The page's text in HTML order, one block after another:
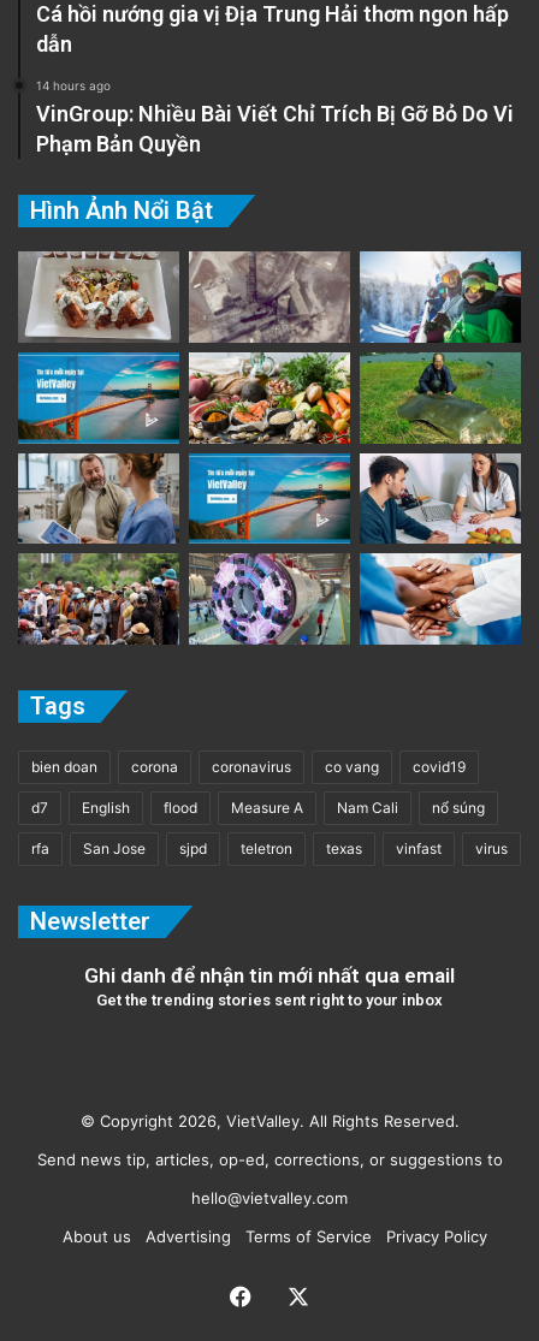
Cá hồi nướng gia vị Địa Trung Hải thơm ngon hấp
dẫn
14 hours ago
VinGroup: Nhiều Bài Viết Chỉ Trích Bị Gỡ Bỏ Do Vi
Phạm Bản Quyền
Hình Ảnh Nổi Bật
Tags
bien doan corona coronavirus co vang covid19
d7 English flood Measure A Nam Cali nổ súng
rfa San Jose sjpd teletron texas vinfast virus
Newsletter
Ghi danh để nhận tin mới nhất qua email
Get the trending stories sent right to your inbox
© Copyright 2026, VietValley. All Rights Reserved.
Send news tip, articles, op-ed, corrections, or suggestions to
hello@vietvalley.com
About us
Advertising Terms of Service Privacy Policy
Facebook